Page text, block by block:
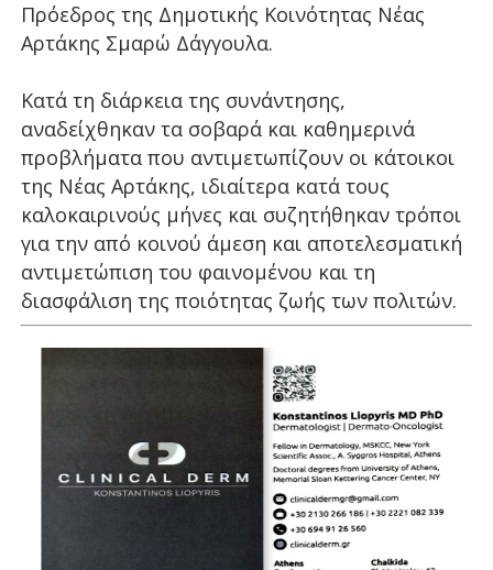
Πρόεδρος της Δημοτικής Κοινότητας Νέας
Αρτάκης Σμαρώ Δάγγουλα.
Κατά τη διάρκεια της συνάντησης,
αναδείχθηκαν τα σοβαρά και καθημερινά
προβλήματα που αντιμετωπίζουν οι κάτοικοι
της Νέας Αρτάκης, ιδιαίτερα κατά τους
καλοκαιρινούς μήνες και συζητήθηκαν τρόποι
για την από κοινού άμεση και αποτελεσματική
αντιμετώπιση του φαινομένου και τη
διασφάλιση της ποιότητας ζωής των πολιτών.